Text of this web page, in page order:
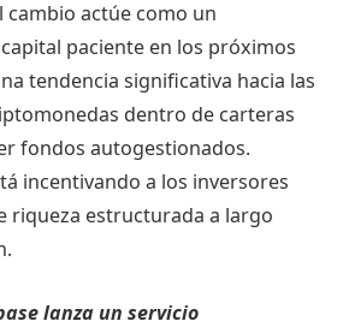
cambio actúe como un
paciente en los próximos
tendencia significativa hacia las
dentro de carteras
fondos autogestionados.
incentivando a los inversores
riqueza estructurada a largo
lanza un servicio